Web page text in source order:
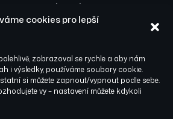
cookies pro lepší
zobrazoval se rychle a aby nám
i výsledky, používáme soubory cookie.
si můžete zapnout/vypnout podle sebe.
vy – nastavení můžete kdykoli
od
(MVP) a připravit
podrobnou roadmapu s
milníky a
transparentním
rozpočtem. Tento krok
je zásadní pro efektivní